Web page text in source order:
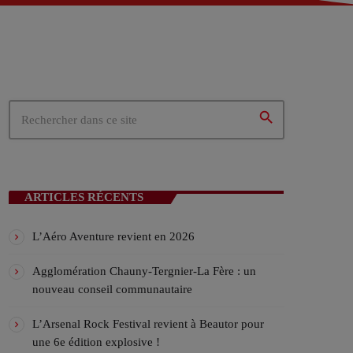
Tergnier (02)
EN COURS
CONNECTION – l’émission rock
search
ARTICLES RÉCENTS
L’Aéro Aventure revient en 2026
Agglomération Chauny-Tergnier-La Fère : un
nouveau conseil communautaire
L’Arsenal Rock Festival revient à Beautor pour
une 6e édition explosive !